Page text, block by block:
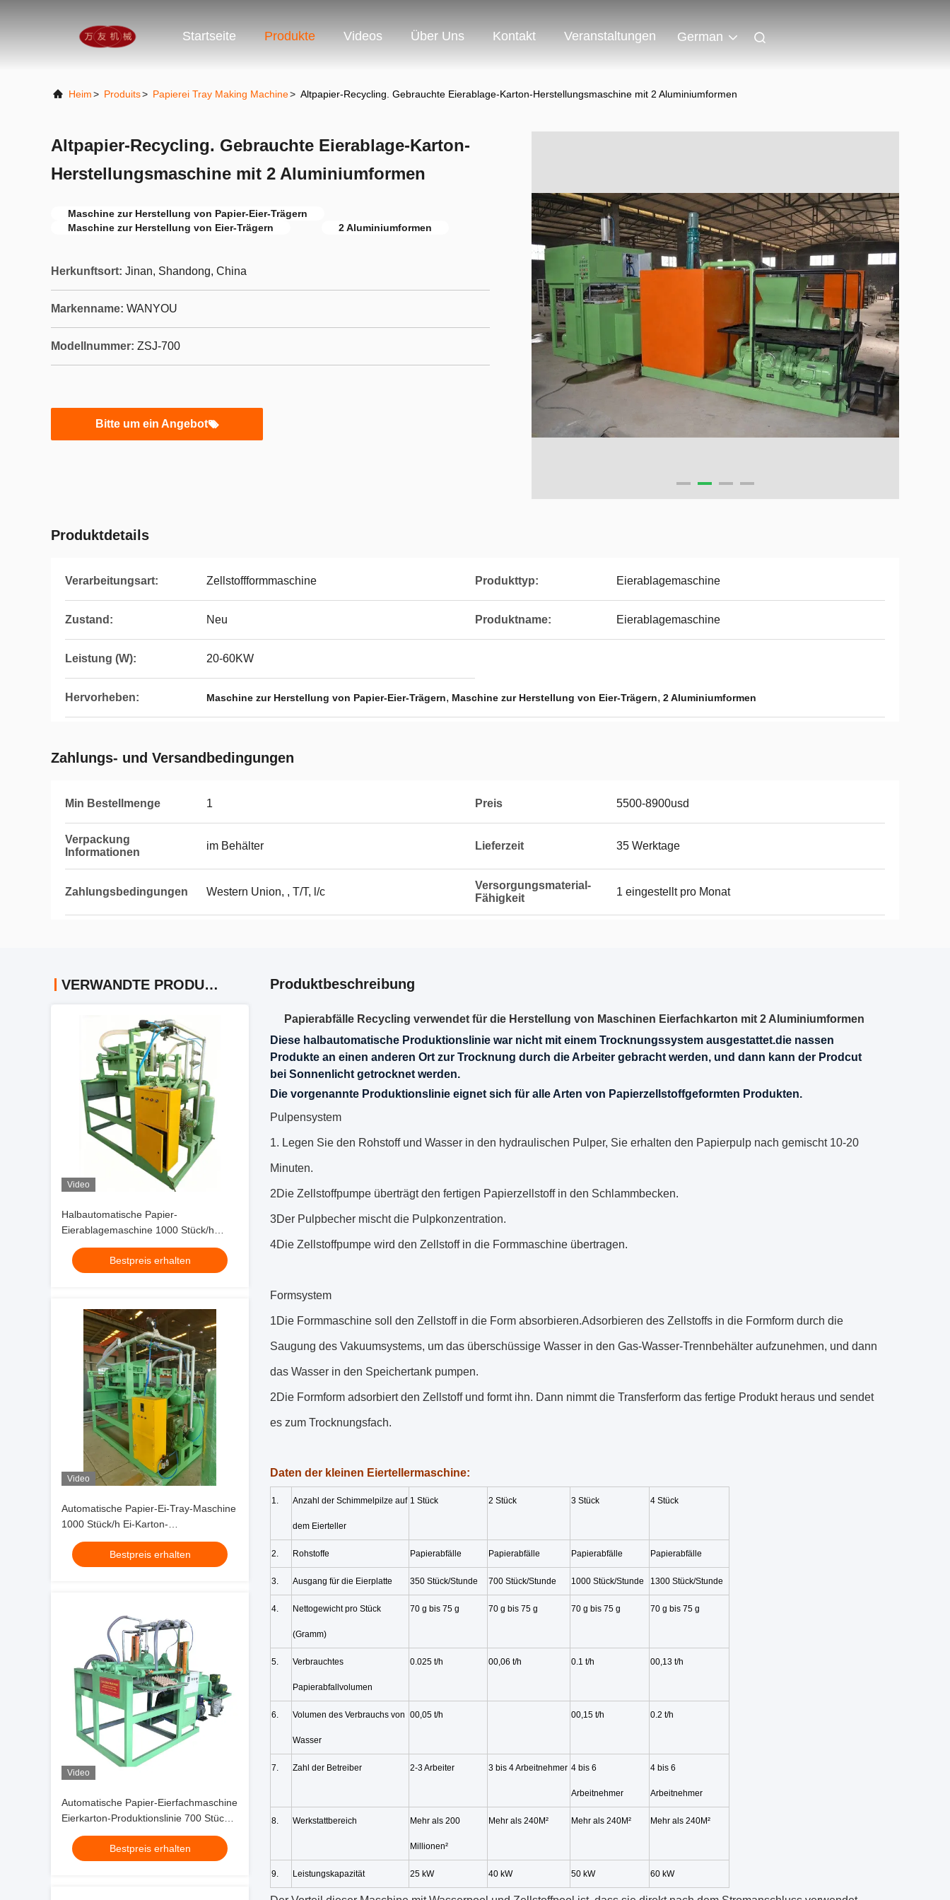
Startseite Produkte Videos Über Uns Kontakt Veranstaltungen German
Heim> Produits> Papierei Tray Making Machine> Altpapier-Recycling. Gebrauchte Eierablage-Karton-Herstellungsmaschine mit 2 Aluminiumformen
Altpapier-Recycling. Gebrauchte Eierablage-Karton-
Herstellungsmaschine mit 2 Aluminiumformen
Maschine zur Herstellung von Papier-Eier-Trägern
Maschine zur Herstellung von Eier-Trägern
2 Aluminiumformen
Herkunftsort: Jinan, Shandong, China
Markenname: WANYOU
Modellnummer: ZSJ-700
Bitte um ein Angebot
Produktdetails
Verarbeitungsart: Zellstoffformmaschine Produkttyp: Eierablagemaschine
Zustand: Neu Produktname: Eierablagemaschine
Leistung (W): 20-60KW
Hervorheben: Maschine zur Herstellung von Papier-Eier-Trägern, Maschine zur Herstellung von Eier-Trägern, 2 Aluminiumformen
Zahlungs- und Versandbedingungen
Min Bestellmenge 1 Preis 5500-8900usd
Verpackung
Informationen
im Behälter Lieferzeit 35 Werktage
Zahlungsbedingungen Western Union, , T/T, l/c
Versorgungsmaterial-
Fähigkeit
1 eingestellt pro Monat
VERWANDTE PRODUKTE
Video
Halbautomatische Papier-
Eierablagemaschine 1000 Stück/h
Automatische Produktionslinie für
EierkartonsBestpreis erhalten
Video
Automatische Papier-Ei-Tray-Maschine
1000 Stück/h Ei-Karton-
Produktionslinie
Bestpreis erhalten
Video
Automatische Papier-Eierfachmaschine
Eierkarton-Produktionslinie 700 Stück/h
PLC-gesteuert mit Aluminium-Formen
Bestpreis erhalten
Produktbeschreibung
Papierabfälle Recycling verwendet für die Herstellung von Maschinen Eierfachkarton mit 2 Aluminiumformen
Diese halbautomatische Produktionslinie war nicht mit einem Trocknungssystem ausgestattet.die nassen
Produkte an einen anderen Ort zur Trocknung durch die Arbeiter gebracht werden, und dann kann der Prodcut
bei Sonnenlicht getrocknet werden.
Die vorgenannte Produktionslinie eignet sich für alle Arten von Papierzellstoffgeformten Produkten.
Pulpensystem
1. Legen Sie den Rohstoff und Wasser in den hydraulischen Pulper, Sie erhalten den Papierpulp nach gemischt 10-20
Minuten.
2Die Zellstoffpumpe überträgt den fertigen Papierzellstoff in den Schlammbecken.
3Der Pulpbecher mischt die Pulpkonzentration.
4Die Zellstoffpumpe wird den Zellstoff in die Formmaschine übertragen.
Formsystem
1Die Formmaschine soll den Zellstoff in die Form absorbieren.Adsorbieren des Zellstoffs in die Formform durch die
Saugung des Vakuumsystems, um das überschüssige Wasser in den Gas-Wasser-Trennbehälter aufzunehmen, und dann
das Wasser in den Speichertank pumpen.
2Die Formform adsorbiert den Zellstoff und formt ihn. Dann nimmt die Transferform das fertige Produkt heraus und sendet
es zum Trocknungsfach.
Daten der kleinen Eiertellermaschine:
1. Anzahl der Schimmelpilze auf
dem Eierteller
1 Stück 2 Stück 3 Stück 4 Stück
2. Rohstoffe Papierabfälle Papierabfälle Papierabfälle Papierabfälle
3. Ausgang für die Eierplatte 350 Stück/Stunde 700 Stück/Stunde 1000 Stück/Stunde 1300 Stück/Stunde
4. Nettogewicht pro Stück
(Gramm)
70 g bis 75 g 70 g bis 75 g 70 g bis 75 g 70 g bis 75 g
5. Verbrauchtes
Papierabfallvolumen
0.025 t/h 00,06 t/h 0.1 t/h 00,13 t/h
6. Volumen des Verbrauchs von
Wasser
00,05 t/h 00,15 t/h 0.2 t/h
7. Zahl der Betreiber 2-3 Arbeiter 3 bis 4 Arbeitnehmer 4 bis 6
Arbeitnehmer
4 bis 6
Arbeitnehmer
8. Werkstattbereich Mehr als 200
Millionen²
Mehr als 240M² Mehr als 240M² Mehr als 240M²
9. Leistungskapazität 25 kW 40 kW 50 kW 60 kW